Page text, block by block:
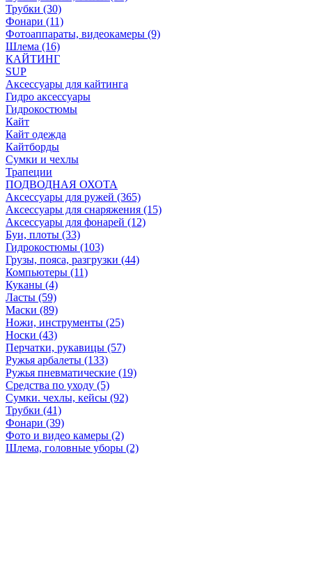
Трубки (30)
Фонари (11)
Фотоаппараты, видеокамеры (9)
Шлема (16)
КАЙТИНГ
SUP
Аксессуары для кайтинга
Гидро аксессуары
Гидрокостюмы
Кайт
Кайт одежда
Кайтборды
Сумки и чехлы
Трапеции
ПОДВОДНАЯ ОХОТА
Аксессуары для ружей (365)
Аксессуары для снаряжения (15)
Аксессуары для фонарей (12)
Буи, плоты (33)
Гидрокостюмы (103)
Грузы, пояса, разгрузки (44)
Компьютеры (11)
Куканы (4)
Ласты (59)
Маски (89)
Ножи, инструменты (25)
Носки (43)
Перчатки, рукавицы (57)
Ружья арбалеты (133)
Ружья пневматические (19)
Средства по уходу (5)
Сумки. чехлы, кейсы (92)
Трубки (41)
Фонари (39)
Фото и видео камеры (2)
Шлема, головные уборы (2)